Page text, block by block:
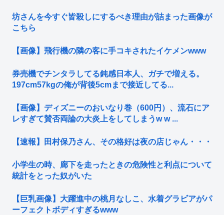
坊さんを今すぐ皆殺しにするべき理由が詰まった画像が
こちら
【画像】飛行機の隣の客に手コキされたイケメンwww
券売機でチンタラしてる鈍感日本人、ガチで増える。
197cm57kgの俺が背後5cmまで接近してる...
【画像】ディズニーのおいなり巻（600円）、流石にア
レすぎて賛否両論の大炎上をしてしまうw w ...
【速報】田村保乃さん、その格好は夜の店じゃん・・・
小学生の時、廊下を走ったときの危険性と利点について
統計をとった奴がいた
【巨乳画像】大躍進中の桃月なしこ、水着グラビアがパ
ーフェクトボディすぎるwww